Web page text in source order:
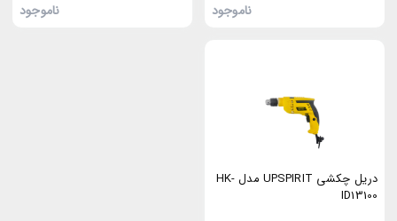
ناموجود ناموجود
دریل چکشی UPSPIRIT مدل HK-
ID13100